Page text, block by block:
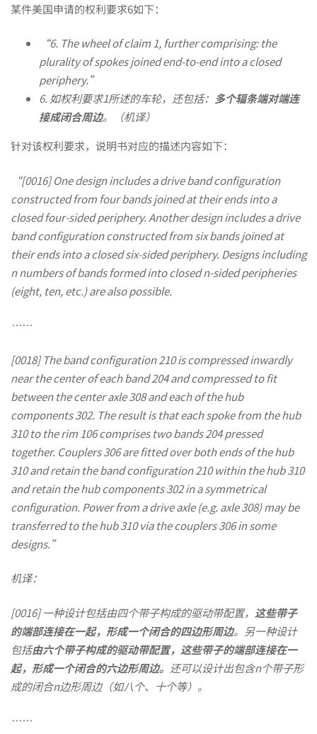
“写
了”
为
何
不
等
于
“能
支
撑”？
某件美国申请的权利要求6如下：
“6. The wheel of claim 1, further comprising: the
plurality of spokes joined end-to-end into a closed
periphery.”
6. 如权利要求1所述的车轮，还包括： 多个辐条端对端连
接成闭合周边。（机译）
针对该权利要求，说明书对应的描述内容如下：
“[0016]One design includes a drive band configuration
constructed from four bands joined at their ends into a
closed four-sided periphery. Another design includes a drive
band configuration constructed from six bands joined at
their ends into a closed six-sided periphery. Designs including
n numbers of bands formed into closed n-sided peripheries
(eight, ten, etc.) are also possible.
……
[0018]The band configuration 210 is compressed inwardly
near the center of each band 204 and compressed to fit
between the center axle 308 and each of the hub
components 302. The result is that each spoke from the hub
310 to the rim 106 comprises two bands 204 pressed
together. Couplers 306 are fitted over both ends of the hub
310 and retain the band configuration 210 within the hub 310
and retain the hub components 302 in a symmetrical
configuration. Power from a drive axle (e.g. axle 308) may be
transferred to the hub 310 via the couplers 306 in some
designs.”
机译：
[0016]一种设计包括由四个带子构成的驱动带配置， 这些带子
的端部连接在一起，形成一个闭合的四边形周边。另一种设计
包括由六个带子构成的驱动带配置，这些带子的端部连接在一
起，形成一个闭合的六边形周边。 还可以设计出包含n个带子形
成的闭合n边形周边（如八个、十个等）。
……